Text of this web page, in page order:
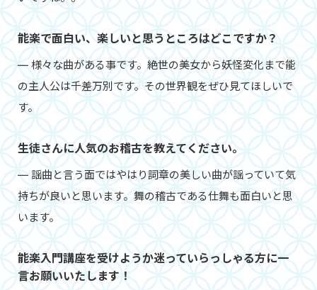
能楽で面白い、楽しいと思うところはどこですか？
― 様々な曲がある事です。絶世の美女から妖怪変化まで能
の主人公は千差万別です。その世界観をぜひ見てほしいで
す。
生徒さんに人気のお稽古を教えてください。
― 謡曲と言う面ではやはり詞章の美しい曲が謡っていて気
持ちが良いと思います。舞の稽古である仕舞も面白いと思
います。
能楽入門講座を受けようか迷っていらっしゃる方に一
言お願いいたします！